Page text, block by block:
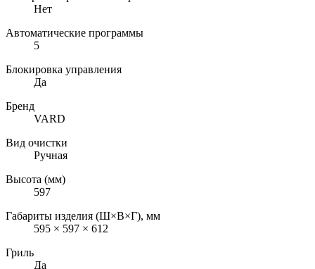
Нет
Автоматические программы
5
Блокировка управления
Да
Бренд
VARD
Вид очистки
Ручная
Высота (мм)
597
Габариты изделия (Ш×В×Г), мм
595 × 597 × 612
Гриль
Да